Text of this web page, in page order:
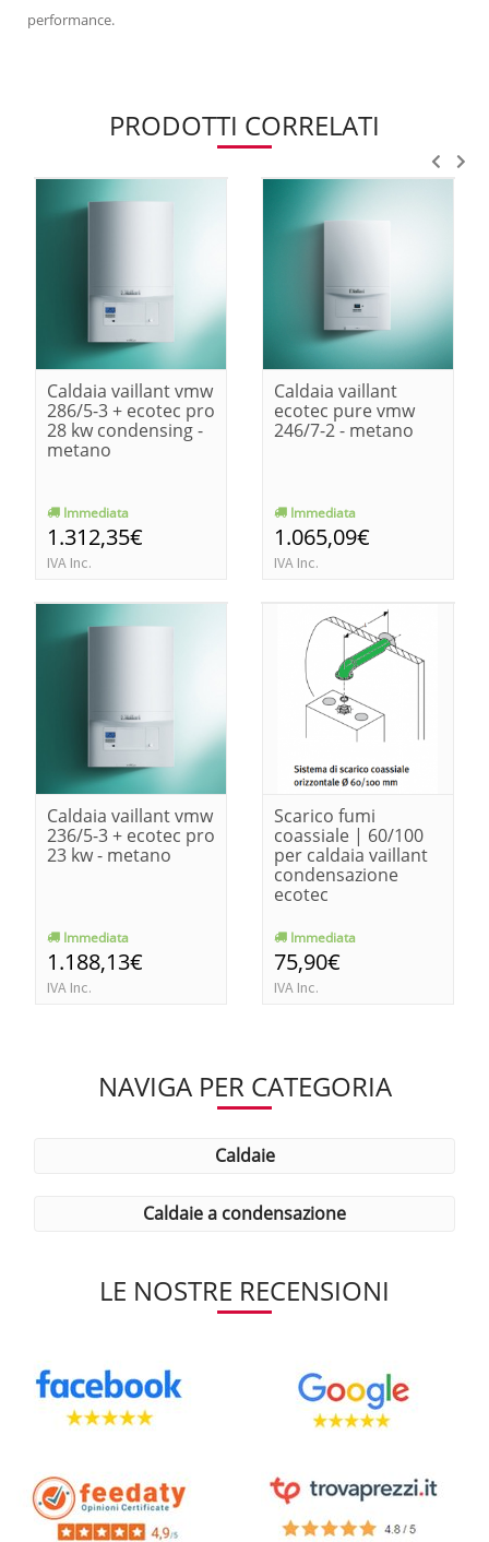
performance.
PRODOTTI CORRELATI
Caldaia vaillant vmw
286/5-3 + ecotec pro
28 kw condensing -
metano
Immediata
1.312,35€
IVA Inc.
Caldaia vaillant
ecotec pure vmw
246/7-2 - metano
Immediata
1.065,09€
IVA Inc.
Caldaia vaillant vmw
236/5-3 + ecotec pro
23 kw - metano
Immediata
1.188,13€
IVA Inc.
Scarico fumi
coassiale | 60/100
per caldaia vaillant
condensazione
ecotec
Immediata
75,90€
IVA Inc.
NAVIGA PER CATEGORIA
caldaie
caldaie a condensazione
LE NOSTRE RECENSIONI